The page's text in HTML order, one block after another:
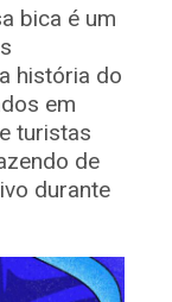
bica é um
história do
em
turistas
de
durante